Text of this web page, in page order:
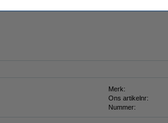
Merk:
Ons artikelnr:
Nummer: